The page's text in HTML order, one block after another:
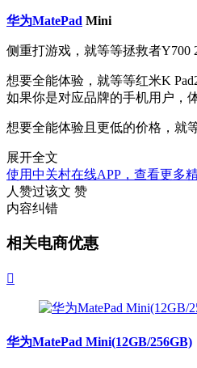
华为MatePad Mini
侧重打游戏，就等等拯救者Y700
想要全能体验，就等等红米K
如果你是对应品牌的手机用户，
想要全能体验且更低的价格，就
展开全文
使用中关村在线APP，查看更多
人赞过该文 赞
内容纠错
相关电商优惠

华为MatePad Mini(12GB/256GB)